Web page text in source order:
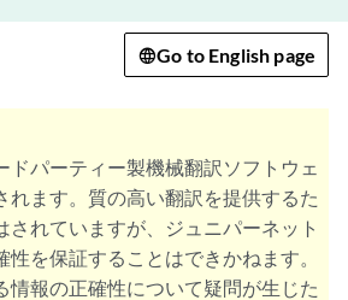
Go to English page
ドパーティー製機械翻訳ソフトウェ
れます。質の高い翻訳を提供するた
されていますが、ジュニパーネット
性を保証することはできかねます。
情報の正確性について疑問が生じた